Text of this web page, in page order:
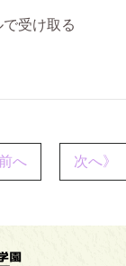
受け取る
前へ 次へ》